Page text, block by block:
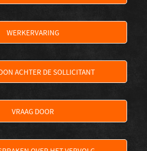
WERKERVARING
ACHTER DE SOLLICITANT
VRAAG DOOR